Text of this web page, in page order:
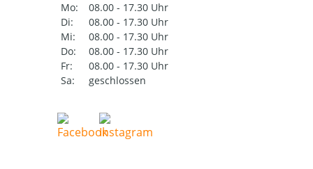
Mo:
08.00 - 17.30 Uhr
Di:
08.00 - 17.30 Uhr
Mi:
08.00 - 17.30 Uhr
Do:
08.00 - 17.30 Uhr
Fr:
08.00 - 17.30 Uhr
Sa:
geschlossen